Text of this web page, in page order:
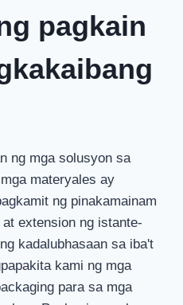
pagkain
ng mga solusyon sa
materyales ay
ng pinakamainam
extension ng istante-
kadalubhasaan sa iba't
kami ng mga
para sa mga